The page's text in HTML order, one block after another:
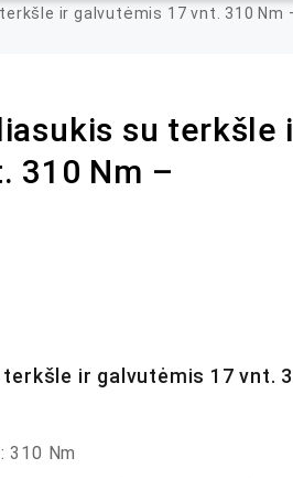
ir galvutėmis 17 vnt. 310 Nm
su terkšle
310 Nm –
ir galvutėmis 17 vnt.
310 Nm